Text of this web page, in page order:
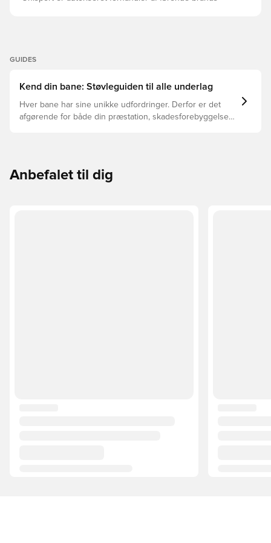
GUIDES
Kend din bane: Støvleguiden til alle underlag
Hver bane har sine unikke udfordringer. Derfor er det
afgørende for både din præstation, skadesforebyggelse
Anbefalet til dig